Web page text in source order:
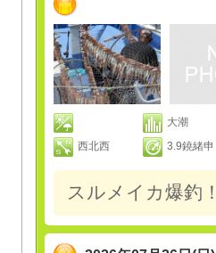
大潮
西北西
3.9鐃緒申
スルメイカ爆釣